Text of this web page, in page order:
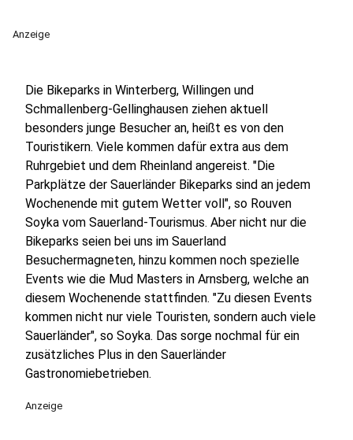
Anzeige
Die Bikeparks in Winterberg, Willingen und
Schmallenberg-Gellinghausen ziehen aktuell
besonders junge Besucher an, heißt es von den
Touristikern. Viele kommen dafür extra aus dem
Ruhrgebiet und dem Rheinland angereist. "Die
Parkplätze der Sauerländer Bikeparks sind an jedem
Wochenende mit gutem Wetter voll", so Rouven
Soyka vom Sauerland-Tourismus. Aber nicht nur die
Bikeparks seien bei uns im Sauerland
Besuchermagneten, hinzu kommen noch spezielle
Events wie die Mud Masters in Arnsberg, welche an
diesem Wochenende stattfinden. "Zu diesen Events
kommen nicht nur viele Touristen, sondern auch viele
Sauerländer", so Soyka. Das sorge nochmal für ein
zusätzliches Plus in den Sauerländer
Gastronomiebetrieben.
Anzeige